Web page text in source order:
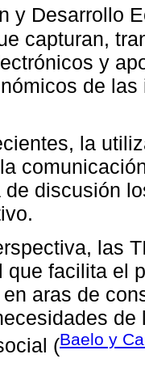
y Desarrollo
capturan,
y
de
la
de discusión
las
que facilita el
aras de
(Baelo y